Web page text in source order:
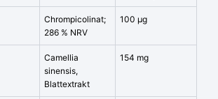
Chrompicolinat;
286 % NRV
100 µg
Camellia
sinensis,
Blattextrakt
154 mg